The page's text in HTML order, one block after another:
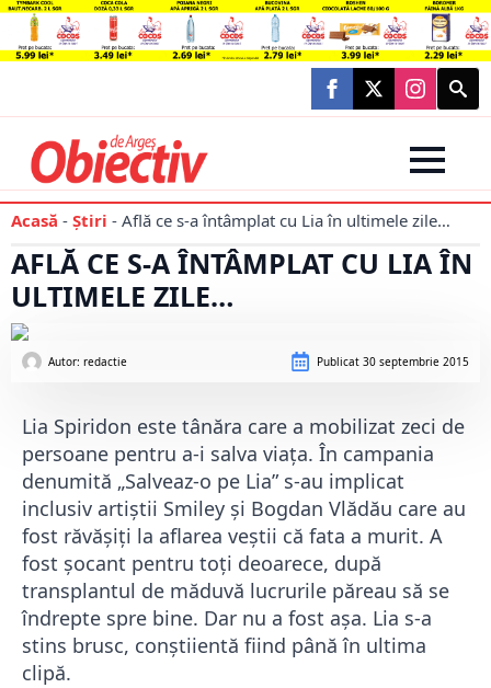
Search
for:
Acasă - Știri - Află ce s-a întâmplat cu Lia în ultimele zile…
AFLĂ CE S-A ÎNTÂMPLAT CU LIA ÎN
ULTIMELE ZILE…
Autor: redactie Publicat 30 septembrie 2015
Lia Spiridon este tânăra care a mobilizat zeci de
persoane pentru a-i salva viața. În campania
denumită „Salveaz-o pe Lia” s-au implicat
inclusiv artiștii Smiley și Bogdan Vlădău care au
fost răvășiți la aflarea veștii că fata a murit. A
fost șocant pentru toți deoarece, după
transplantul de măduvă lucrurile păreau să se
îndrepte spre bine. Dar nu a fost așa. Lia s-a
stins brusc, conștiientă fiind până în ultima
clipă.